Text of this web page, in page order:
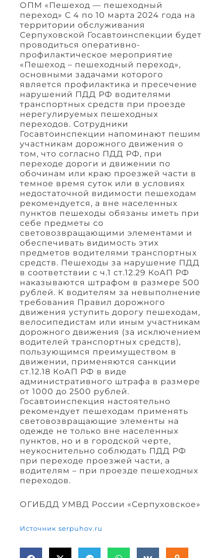
ОПМ «Пешеход — пешеходный
переход» С 4 по 10 марта 2024 года на
территории обслуживания
Серпуховской Госавтоинспекции будет
проводиться оперативно-
профилактическое мероприятие
«Пешеход – пешеходный переход»,
основными задачами которого
является профилактика и пресечение
нарушений ПДД РФ водителями
транспортных средств при проезде
нерегулируемых пешеходных
переходов. Сотрудники
Госавтоинспекции напоминают пешим
участникам дорожного движения о
том, что согласно ПДД РФ, при
переходе дороги и движении по
обочинам или краю проезжей части в
темное время суток или в условиях
недостаточной видимости пешеходам
рекомендуется, а вне населенных
пунктов пешеходы обязаны иметь при
себе предметы со
световозвращающими элементами и
обеспечивать видимость этих
предметов водителями транспортных
средств. Пешеходы за нарушение ПДД
в соответствии с ч.1 ст.12.29 КоАП РФ
наказываются штрафом в размере 500
рублей. К водителям за невыполнение
требования Правил дорожного
движения уступить дорогу пешеходам,
велосипедистам или иным участникам
дорожного движения (за исключением
водителей транспортных средств),
пользующимся преимуществом в
движении, применяются санкции
ст.12.18 КоАП РФ в виде
административного штрафа в размере
от 1000 до 2500 рублей.
Госавтоинспекция настоятельно
рекомендует пешеходам применять
световозвращающие элементы на
одежде не только вне населенных
пунктов, но и в городской черте,
неукоснительно соблюдать ПДД РФ
при переходе проезжей части, а
водителям – при проезде пешеходных
переходов.
ОГИБДД УМВД России «Серпуховское»
Источник serpuhov.ru